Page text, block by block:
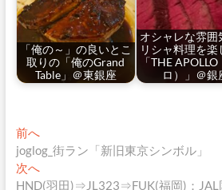
「俺の～」の良いとこ
取りの「俺のGrand
Table」＠東銀座
オシャレな雰囲
リシャ料理を楽
「THE
ロ）」＠銀
投
稿
前へ過
去
の
投
joglog_街ラン「新旧東京シンボル」
次へ次
の
HND(羽田)⇒JL323⇒FUK(福岡)：JAL